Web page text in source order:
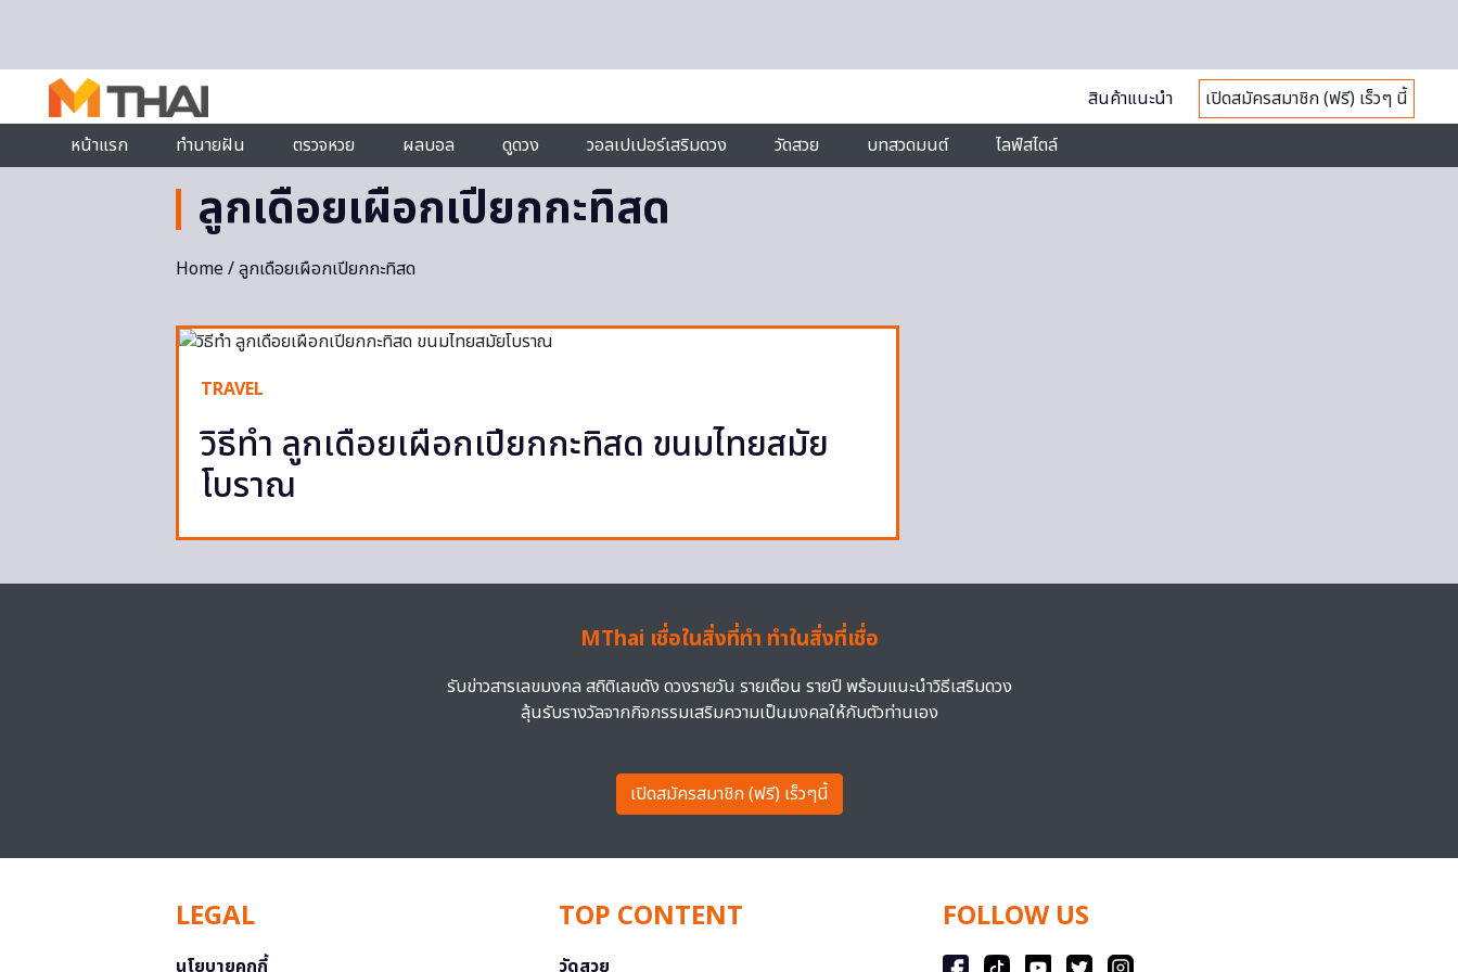
สินค้าแนะนำ
เปิดสมัครสมาชิก (ฟรี) เร็วๆ นี้
หน้าแรก
ทำนายฝัน ตรวจหวย ผลบอล ดูดวง วอลเปเปอร์เสริมดวง วัดสวย บทสวดมนต์ ไลฟ์สไตล์
ลูกเดือยเผือกเปียกกะทิสด
Home/ ลูกเดือยเผือกเปียกกะทิสด
TRAVEL
วิธีทำ ลูกเดือยเผือกเปียกกะทิสด ขนมไทยสมัย
โบราณ
MThai เชื่อในสิ่งที่ทำ ทำในสิ่งที่เชื่อ
รับข่าวสารเลขมงคล สถิติเลขดัง ดวงรายวัน รายเดือน รายปี พร้อมแนะนำวิธีเสริมดวง
ลุ้นรับรางวัลจากกิจกรรมเสริมความเป็นมงคลให้กับตัวท่านเอง
เปิดสมัครสมาชิก (ฟรี) เร็วๆนี้
LEGAL
นโยบายคุกกี้
TOP CONTENT
วัดสวย
FOLLOW US